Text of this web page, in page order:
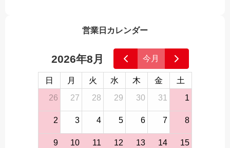
営業日カレンダー
2026年8月 今月
日 月 火 水 木 金
土
26
27 28 29 30 31 1
2 3 4 5 6 7 8
9 10 11 12 13 14 15